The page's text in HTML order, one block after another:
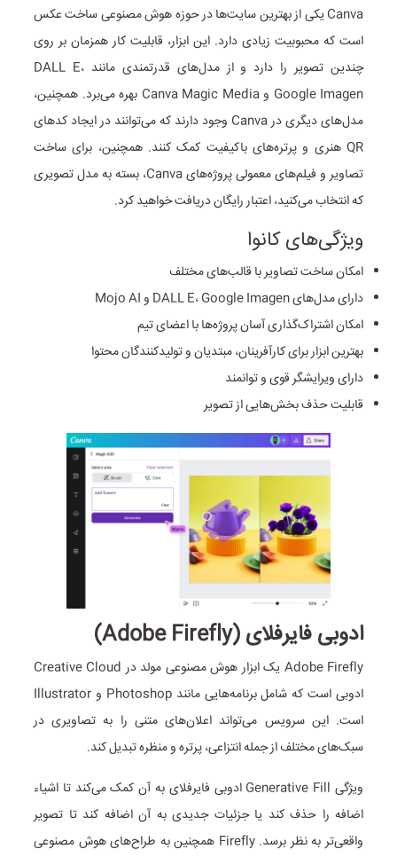
Canva یکی از بهترین سایت‌ها در حوزه هوش مصنوعی ساخت عکس
است که محبوبیت زیادی دارد. این ابزار، قابلیت کار همزمان بر روی
چندین تصویر را دارد و از مدل‌های قدرتمندی مانند DALL E،
Google Imagen و Canva Magic Media بهره می‌برد. همچنین،
مدل‌های دیگری در Canva وجود دارند که می‌توانند در ایجاد کدهای
QR هنری و پرتره‌های با‌کیفیت کمک کنند. همچنین، برای ساخت
تصاویر و فیلم‌های معمولی پروژه‌های Canva، بسته به مدل تصویری
که انتخاب می‌کنید، اعتبار رایگان دریافت خواهید کرد.
ویژگی‌های کانوا
امکان ساخت تصاویر با قالب‌های مختلف
دارای مدل‌های DALL E، Google Imagen و Mojo AI
امکان اشتراک‌گذاری آسان پروژه‌ها با اعضای تیم
بهترین ابزار برای کارآفرینان، مبتدیان و تولیدکنندگان محتوا
دارای ویرایشگر قوی و توانمند
قابلیت حذف بخش‌هایی از تصویر
ادوبی فایرفلای (Adobe Firefly)
Adobe Firefly یک ابزار هوش مصنوعی مولد در Creative Cloud
ادوبی است که شامل برنامه‌هایی مانند Photoshop و Illustrator
است. این سرویس می‌تواند اعلان‌های متنی را به تصاویری در
سبک‌های مختلف از جمله انتزاعی، پرتره و منظره تبدیل کند.
ویژگی Generative Fill ادوبی فایرفلای به آن کمک می‌کند تا اشیاء
اضافه را حذف کند یا جزئیات جدیدی به آن اضافه کند تا تصویر
واقعی‌تر به نظر برسد. Firefly همچنین به طراح‌‌های هوش مصنوعی